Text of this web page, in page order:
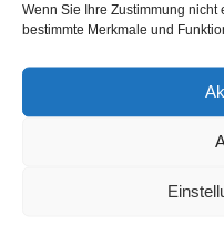
Wenn Sie Ihre Zustimmung
bestimmte Merkmale und
© Copyright
and all